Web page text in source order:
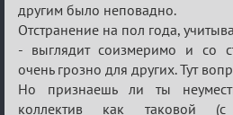
другим было неповадно.
Отстранение на пол года,
- выглядит соизмеримо и со
очень грозно для других. Тут
Но признаешь ли ты
коллектив как таковой (с